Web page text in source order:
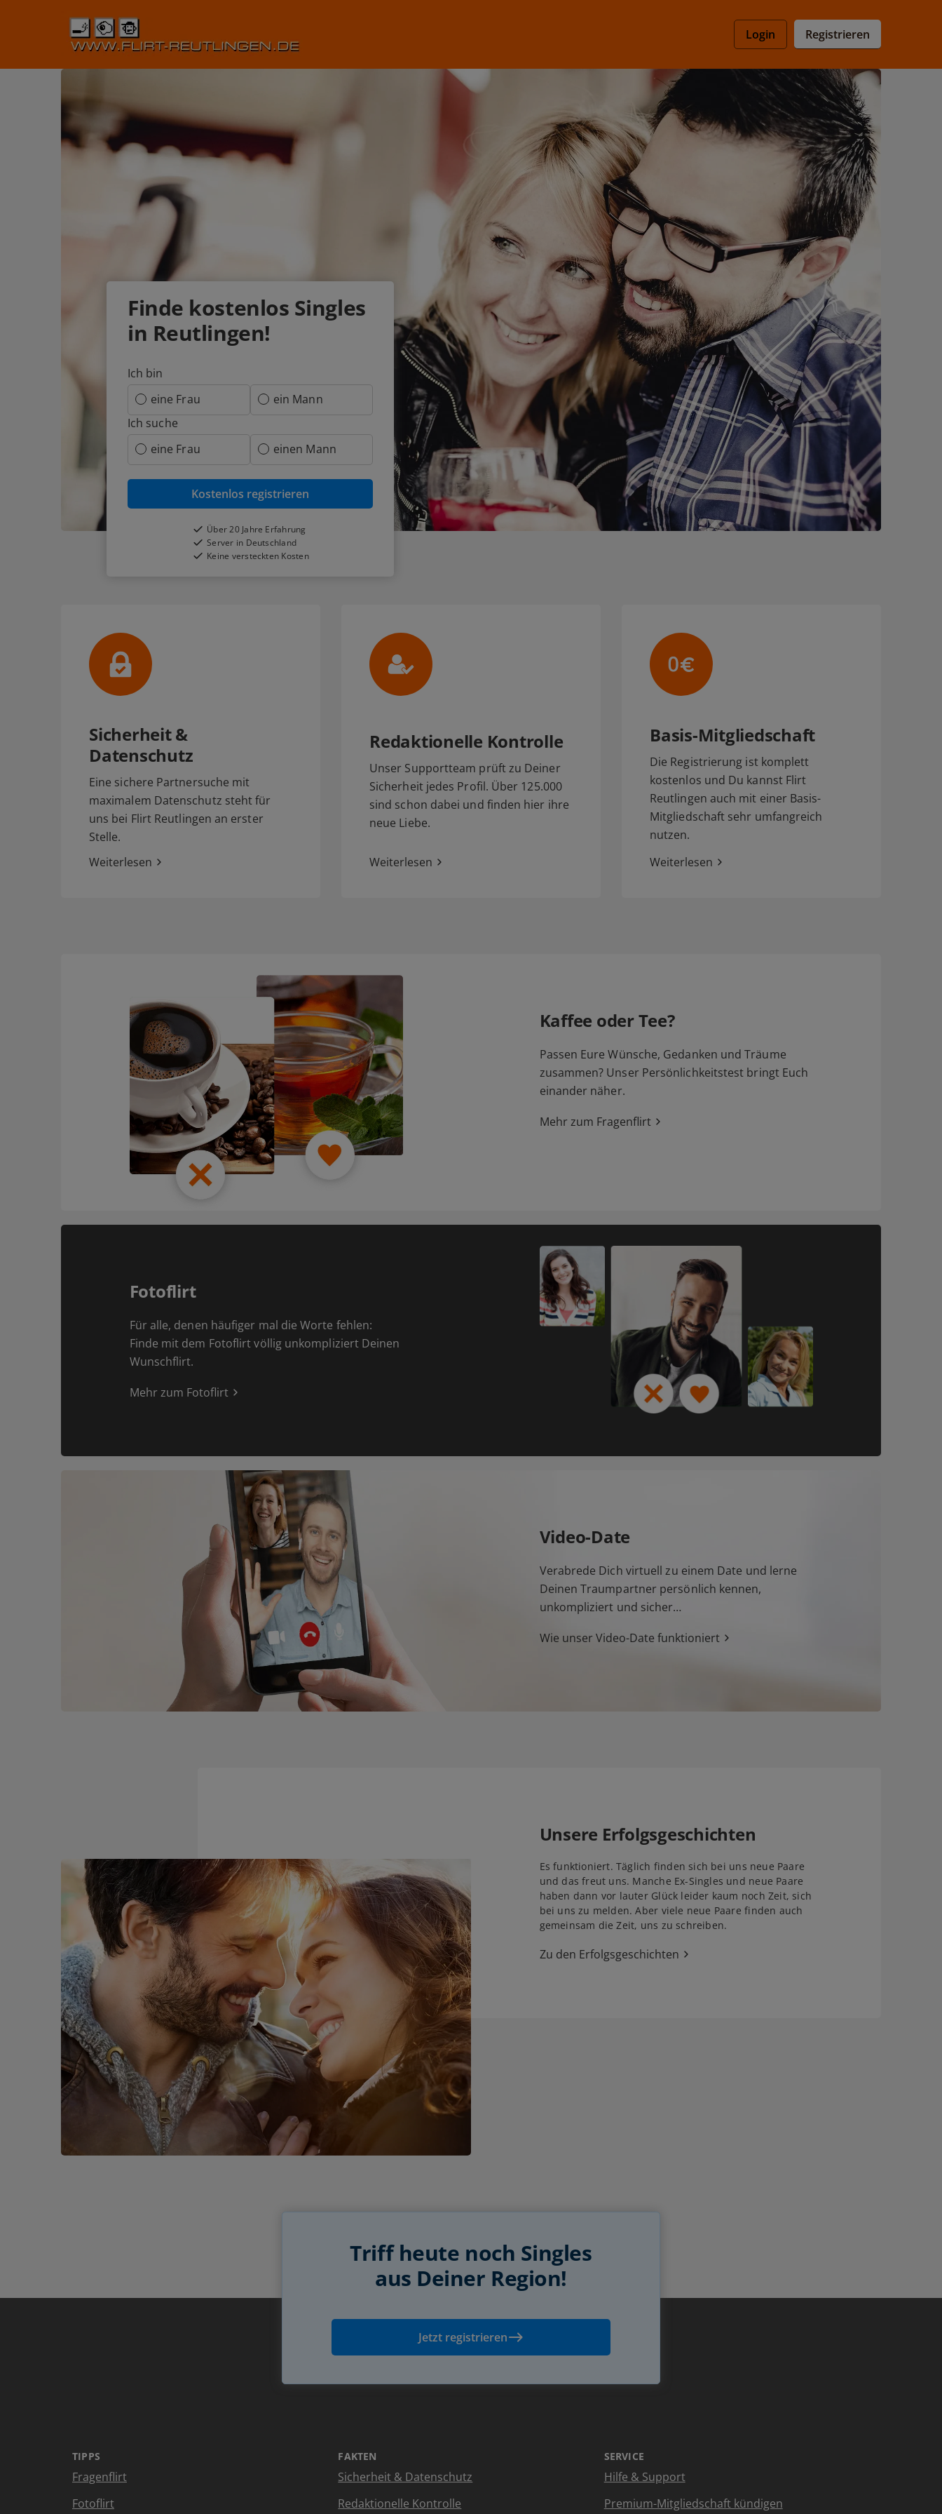
Login Registrieren
Finde kostenlos Singles
in Reutlingen!
Ich bin
eine Frau
ein Mann
Ich suche
eine Frau
einen Mann
Kostenlos registrieren
Über 20 Jahre Erfahrung
Server in Deutschland
Keine versteckten Kosten
Sicherheit &
Datenschutz
Eine sichere Partnersuche mit
maximalem Datenschutz steht für
uns bei Flirt Reutlingen an erster
Stelle.
Weiterlesen
Redaktionelle Kontrolle
Unser Supportteam prüft zu Deiner
Sicherheit jedes Profil. Über 125.000
sind schon dabei und finden hier ihre
neue Liebe.
Weiterlesen
Basis-Mitgliedschaft
Die Registrierung ist komplett
kostenlos und Du kannst Flirt
Reutlingen auch mit einer Basis-
Mitgliedschaft sehr umfangreich
nutzen.
Weiterlesen
Kaffee oder Tee?
Passen Eure Wünsche, Gedanken und Träume
zusammen? Unser Persönlichkeitstest bringt Euch
einander näher.
Mehr zum Fragenflirt
Fotoflirt
Für alle, denen häufiger mal die Worte fehlen:
Finde mit dem Fotoflirt völlig unkompliziert Deinen
Wunschflirt.
Mehr zum Fotoflirt
Video-Date
Verabrede Dich virtuell zu einem Date und lerne
Deinen Traumpartner persönlich kennen,
unkompliziert und sicher…
Wie unser Video-Date funktioniert
Unsere Erfolgsgeschichten
Es funktioniert. Täglich finden sich bei uns neue Paare
und das freut uns. Manche Ex-Singles und neue Paare
haben dann vor lauter Glück leider kaum noch Zeit, sich
bei uns zu melden. Aber viele neue Paare finden auch
gemeinsam die Zeit, uns zu schreiben.
Zu den Erfolgsgeschichten
Triff heute noch Singles
aus Deiner Region!
Jetzt registrieren
TIPPS
Fragenflirt
Fotoflirt
FAKTEN
Sicherheit & Datenschutz
Redaktionelle Kontrolle
SERVICE
Hilfe & Support
Premium-Mitgliedschaft kündigen